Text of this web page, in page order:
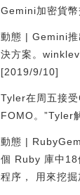
Gemini加密貨
動態 | Gemini推
決方案。
[2019/9/10]
Tyler在周五接
FOMO。”Tyler
動態 |
個 Ruby 庫中18
程序， 用來挖掘